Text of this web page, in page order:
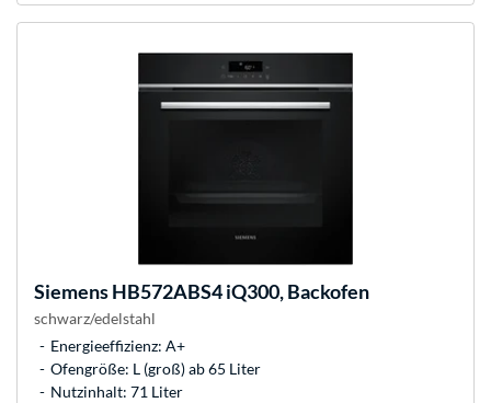
SiemensHB572ABS4 iQ300, Backofen
schwarz/edelstahl
Energieeffizienz: A+
Ofengröße: L (groß) ab 65 Liter
Nutzinhalt: 71 Liter